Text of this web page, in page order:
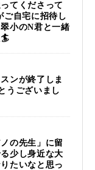
てくださって
ご自宅に招待し
小のN君と一緒
ンが終了しま
うございまし
の先生」に留
少し身近な大
たいなと思っ